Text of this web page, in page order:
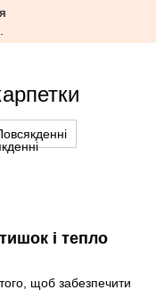
і тепло
щоб забезпечити